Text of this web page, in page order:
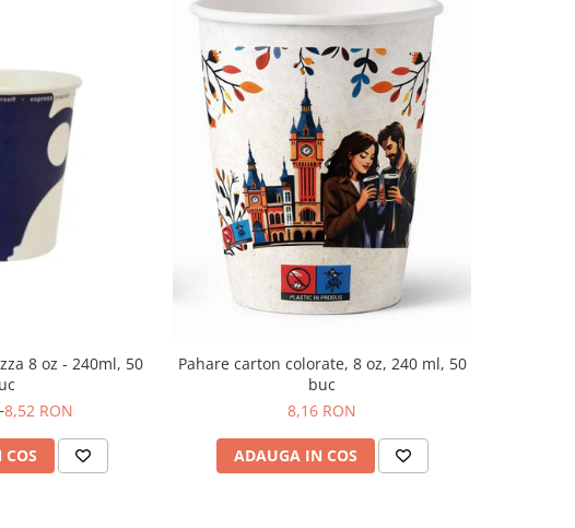
8 oz - 240ml, 50
8,52 RON
Pahare carton colorate, 8 oz, 240 ml, 50
buc
8,16 RON
ADAUGA IN COS